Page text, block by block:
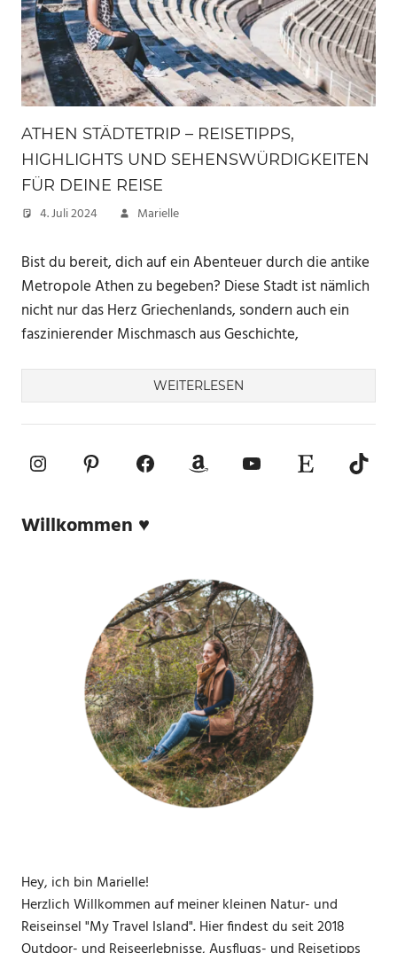
ATHEN STÄDTETRIP – REISETIPPS,
HIGHLIGHTS UND SEHENSWÜRDIGKEITEN
FÜR DEINE REISE
4. Juli 2024 Marielle
Bist du bereit, dich auf ein Abenteuer durch die antike
Metropole Athen zu begeben? Diese Stadt ist nämlich
nicht nur das Herz Griechenlands, sondern auch ein
faszinierender Mischmasch aus Geschichte,
WEITERLESEN
InstagramPinterestFacebookAmazonYouTube
Etsy-Shop
Willkommen ♥
Hey, ich bin Marielle!
Herzlich Willkommen auf meiner kleinen Natur- und
Reiseinsel "My Travel Island". Hier findest du seit 2018